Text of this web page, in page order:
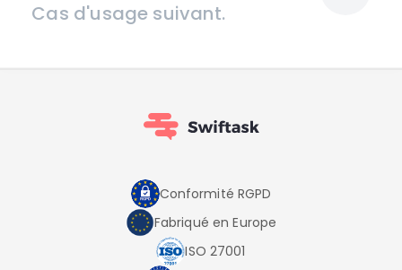
Cas d'usage suivant.
Conformité RGPD
Fabriqué en Europe
ISO 27001